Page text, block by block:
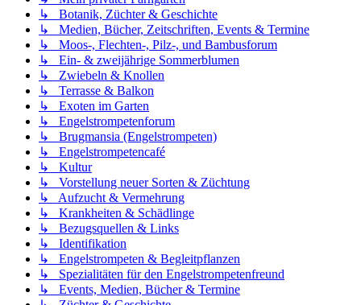
↳ Botanik, Züchter & Geschichte
↳ Medien, Bücher, Zeitschriften, Events & Termine
↳ Moos-, Flechten-, Pilz-, und Bambusforum
↳ Ein- & zweijährige Sommerblumen
↳ Zwiebeln & Knollen
↳ Terrasse & Balkon
↳ Exoten im Garten
↳ Engelstrompetenforum
↳ Brugmansia (Engelstrompeten)
↳ Engelstrompetencafé
↳ Kultur
↳ Vorstellung neuer Sorten & Züchtung
↳ Aufzucht & Vermehrung
↳ Krankheiten & Schädlinge
↳ Bezugsquellen & Links
↳ Identifikation
↳ Engelstrompeten & Begleitpflanzen
↳ Spezialitäten für den Engelstrompetenfreund
↳ Events, Medien, Bücher & Termine